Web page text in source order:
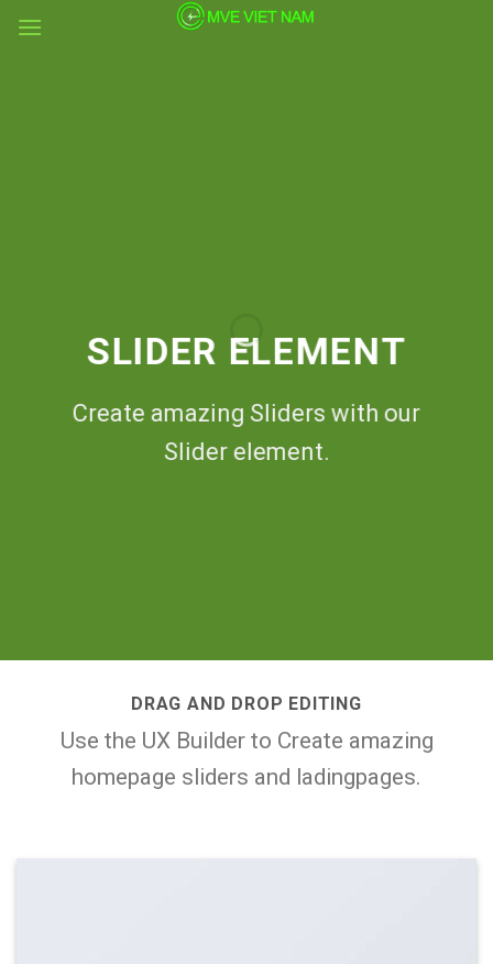
SLIDER ELEMENT
Create amazing Sliders with our
Slider element.
DRAG AND DROP EDITING
Use the UX Builder to Create amazing
homepage sliders and ladingpages.